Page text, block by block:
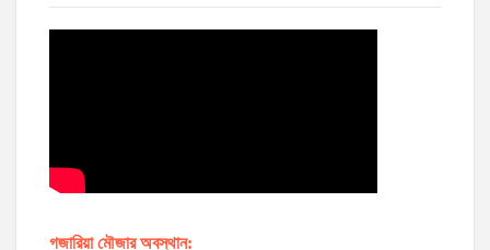
গজারিয়া মৌজার অবস্থান: